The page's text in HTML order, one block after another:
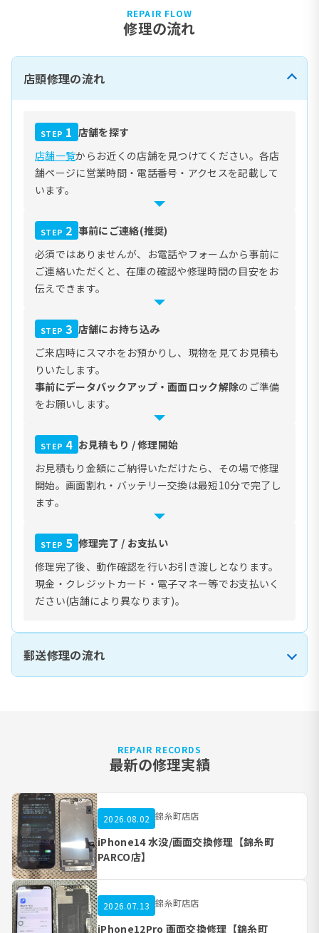
REPAIR FLOW
修理の流れ
店頭修理の流れ
STEP 1 店舗を探す
店舗一覧からお近くの店舗を見つけてください。各店
舗ページに営業時間・電話番号・アクセスを記載して
います。
STEP 2 事前にご連絡(推奨)
必須ではありませんが、お電話やフォームから事前に
ご連絡いただくと、在庫の確認や修理時間の目安をお
伝えできます。
STEP 3 店舗にお持ち込み
ご来店時にスマホをお預かりし、現物を見てお見積も
りいたします。
事前にデータバックアップ・画面ロック解除のご準備
をお願いします。
STEP 4 お見積もり / 修理開始
お見積もり金額にご納得いただけたら、その場で修理
開始。画面割れ・バッテリー交換は最短10分で完了し
ます。
STEP 5 修理完了 / お支払い
修理完了後、動作確認を行いお引き渡しとなります。
現金・クレジットカード・電子マネー等でお支払いく
ださい(店舗により異なります)。
郵送修理の流れ
REPAIR RECORDS
最新の修理実績
2026.08.02 錦糸町店店
iPhone14 水没/画面交換修理【錦糸町
PARCO店】
2026.07.13 錦糸町店店
iPhone12Pro 画面交換修理【錦糸町